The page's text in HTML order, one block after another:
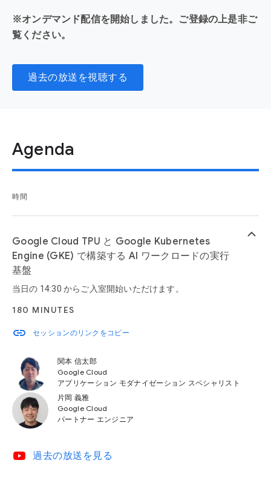
※オンデマンド配信を開始しました。ご登録の上是非ご
覧ください。
過去の放送を視聴する
Agenda
時間
Google Cloud TPU と Google Kubernetes
Engine (GKE) で構築する AI ワークロードの実行
基盤
当日の 14:30 からご入室開始いただけます。
180 MINUTES
link セッションのリンクをコピー
関本 信太郎
Google Cloud
アプリケーション モダナイゼーション スペシャリスト
片岡 義雅
Google Cloud
パートナー エンジニア
video_youtube 過去の放送を見る
keyboard_arrow_up